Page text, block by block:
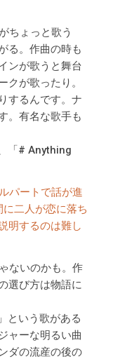
ちょっと歌う
る。作曲の時も
ンが歌うと舞台
クが歌ったり。
するんです。ナ
。有名な歌手も
「# Anything
パートで話が進
二人が恋に落ち
明するのは難し
ないのかも。作
選び方は物語に
という歌がある
ャーな明るい曲
ダの流産の後の